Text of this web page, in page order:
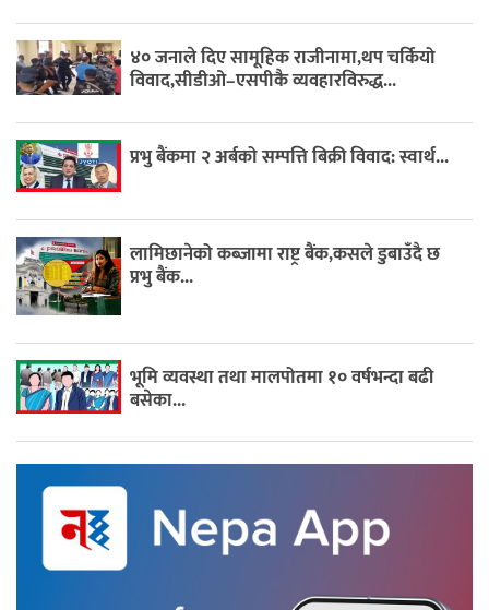
४० जनाले दिए सामूहिक राजीनामा,थप चर्कियो
विवाद,सीडीओ–एसपीकै व्यवहारविरुद्ध...
प्रभु बैंकमा २ अर्बको सम्पत्ति बिक्री विवाद: स्वार्थ...
लामिछानेको कब्जामा राष्ट्र बैंक,कसले डुबाउँदै छ
प्रभु बैंक...
भूमि व्यवस्था तथा मालपोतमा १० वर्षभन्दा बढी
बसेका...